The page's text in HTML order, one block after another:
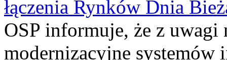
łączenia Rynków Dnia
OSP informuje, że z uwagi
modernizacyjne systemów